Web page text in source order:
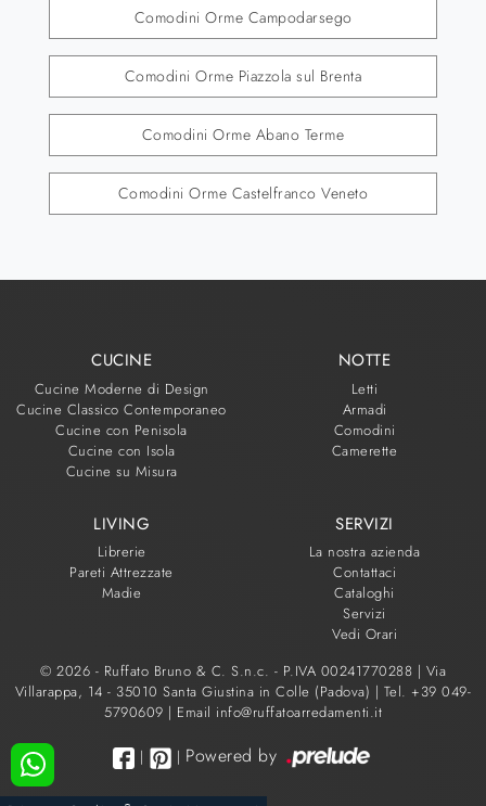
Comodini Orme Campodarsego
Comodini Orme Piazzola sul Brenta
Comodini Orme Abano Terme
Comodini Orme Castelfranco Veneto
CUCINE
Cucine Moderne di Design
Cucine Classico Contemporaneo
Cucine con Penisola
Cucine con Isola
Cucine su Misura
NOTTE
Letti
Armadi
Comodini
Camerette
LIVING
Librerie
Pareti Attrezzate
Madie
SERVIZI
La nostra azienda
Contattaci
Cataloghi
Servizi
Vedi Orari
© 2026 - Ruffato Bruno & C. S.n.c. - P.IVA 00241770288 | Via
Villarappa, 14 - 35010 Santa Giustina in Colle (Padova) | Tel. +39 049-
5790609 | Email info@ruffatoarredamenti.it
| | Powered by